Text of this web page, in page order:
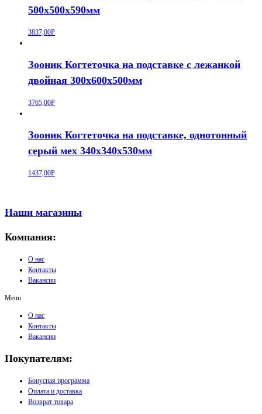
500х500х590мм
3837,00Р
Зооник Когтеточка на подставке с лежанкой
двойная 300х600х500мм
3765,00Р
Зооник Когтеточка на подставке, однотонный
серый мех 340х340х530мм
1437,00Р
Наши магазины
Компания:
О нас
Контакты
Вакансии
Menu
О нас
Контакты
Вакансии
Покупателям:
Бонусная программа
Оплата и доставка
Возврат товара